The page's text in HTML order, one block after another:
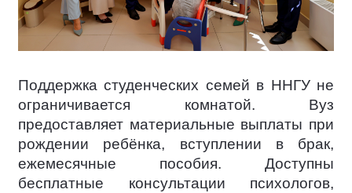
Поддержка студенческих семей в ННГУ не
ограничивается комнатой. Вуз
предоставляет материальные выплаты при
рождении ребёнка, вступлении в брак,
ежемесячные пособия. Доступны
бесплатные консультации психологов,